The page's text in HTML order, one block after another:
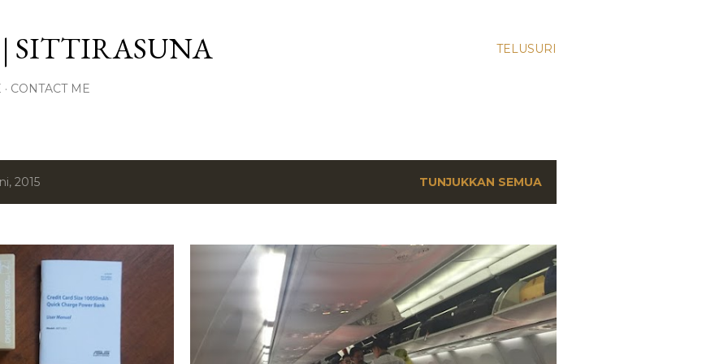
TELUSURI
SITTIRASUNA
CONTACT ME
2015 TUNJUKKAN SEMUA